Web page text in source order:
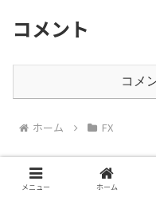
コメント
コメ
ホーム FX
メニュー ホーム